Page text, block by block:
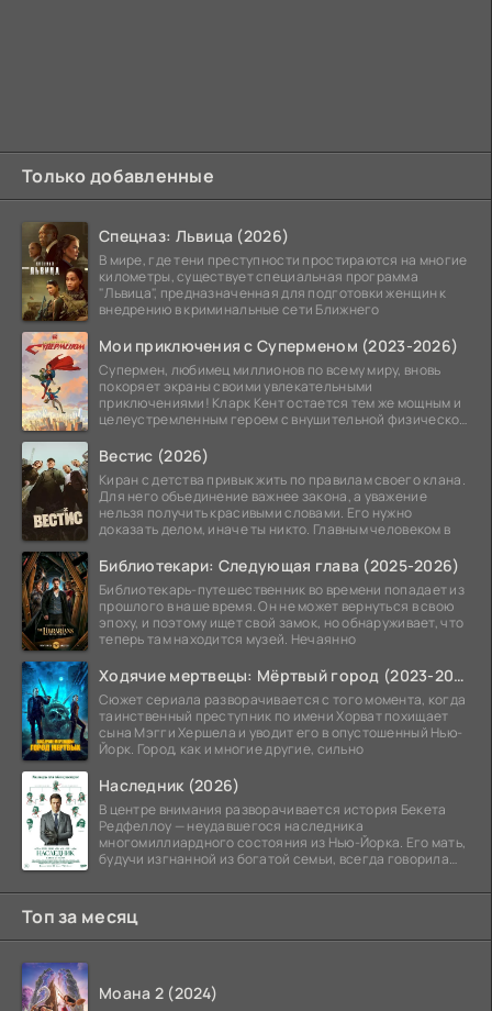
Только добавленные
Спецназ: Львица (2026)
В мире, где тени преступности простираются на многие
километры, существует специальная программа
"Львица", предназначенная для подготовки женщин к
внедрению в криминальные сети Ближнего
Мои приключения с Суперменом (2023-2026)
Супермен, любимец миллионов по всему миру, вновь
покоряет экраны своими увлекательными
приключениями! Кларк Кент остается тем же мощным и
целеустремленным героем с внушительной физической
Вестис (2026)
Киран с детства привык жить по правилам своего клана.
Для него объединение важнее закона, а уважение
нельзя получить красивыми словами. Его нужно
доказать делом, иначе ты никто. Главным человеком в
Библиотекари: Следующая глава (2025-2026)
Библиотекарь-путешественник во времени попадает из
прошлого в наше время. Он не может вернуться в свою
эпоху, и поэтому ищет свой замок, но обнаруживает, что
теперь там находится музей. Нечаянно
Ходячие мертвецы: Мёртвый город (2023-2026)
Сюжет сериала разворачивается с того момента, когда
таинственный преступник по имени Хорват похищает
сына Мэгги Хершела и уводит его в опустошенный Нью-
Йорк. Город, как и многие другие, сильно
Наследник (2026)
В центре внимания разворачивается история Бекета
Редфеллоу — неудавшегося наследника
многомиллиардного состояния из Нью-Йорка. Его мать,
будучи изгнанной из богатой семьи, всегда говорила
Топ за месяц
Моана 2 (2024)